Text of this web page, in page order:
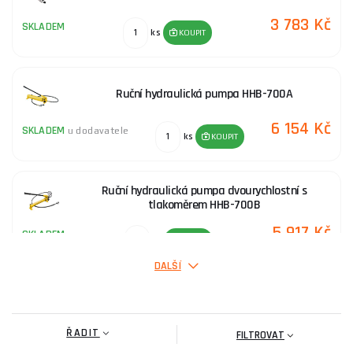
SKLADEM ks KOUPIT 3 783 Kč
Ruční hydraulická pumpa HHB-700A
SKLADEM u dodavatele ks KOUPIT 6 154 Kč
Ruční hydraulická pumpa dvourychlostní s
tlakoměrem HHB-700B
SKLADEM 5 917 Kč
4 376 Kč
DALŠÍ
ŘADIT FILTROVAT